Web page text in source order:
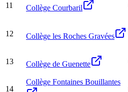
11 Collège Courbaril
12 Collège les Roches Gravées
13 Collège de Guenette
14
Collège Fontaines Bouillantes